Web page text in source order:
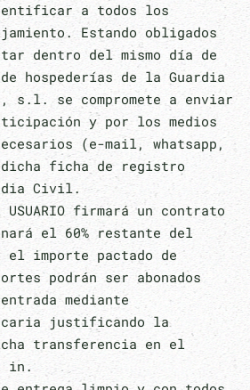
a todos los
Estando obligados
dentro del mismo día de
hospederías de la Guardia
s.l. se compromete a enviar
y por los medios
(e-mail, whatsapp,
ficha de registro
Civil.
firmará un contrato
el 60% restante del
importe pactado de
podrán ser abonados
mediante
justificando la
transferencia en el
in.